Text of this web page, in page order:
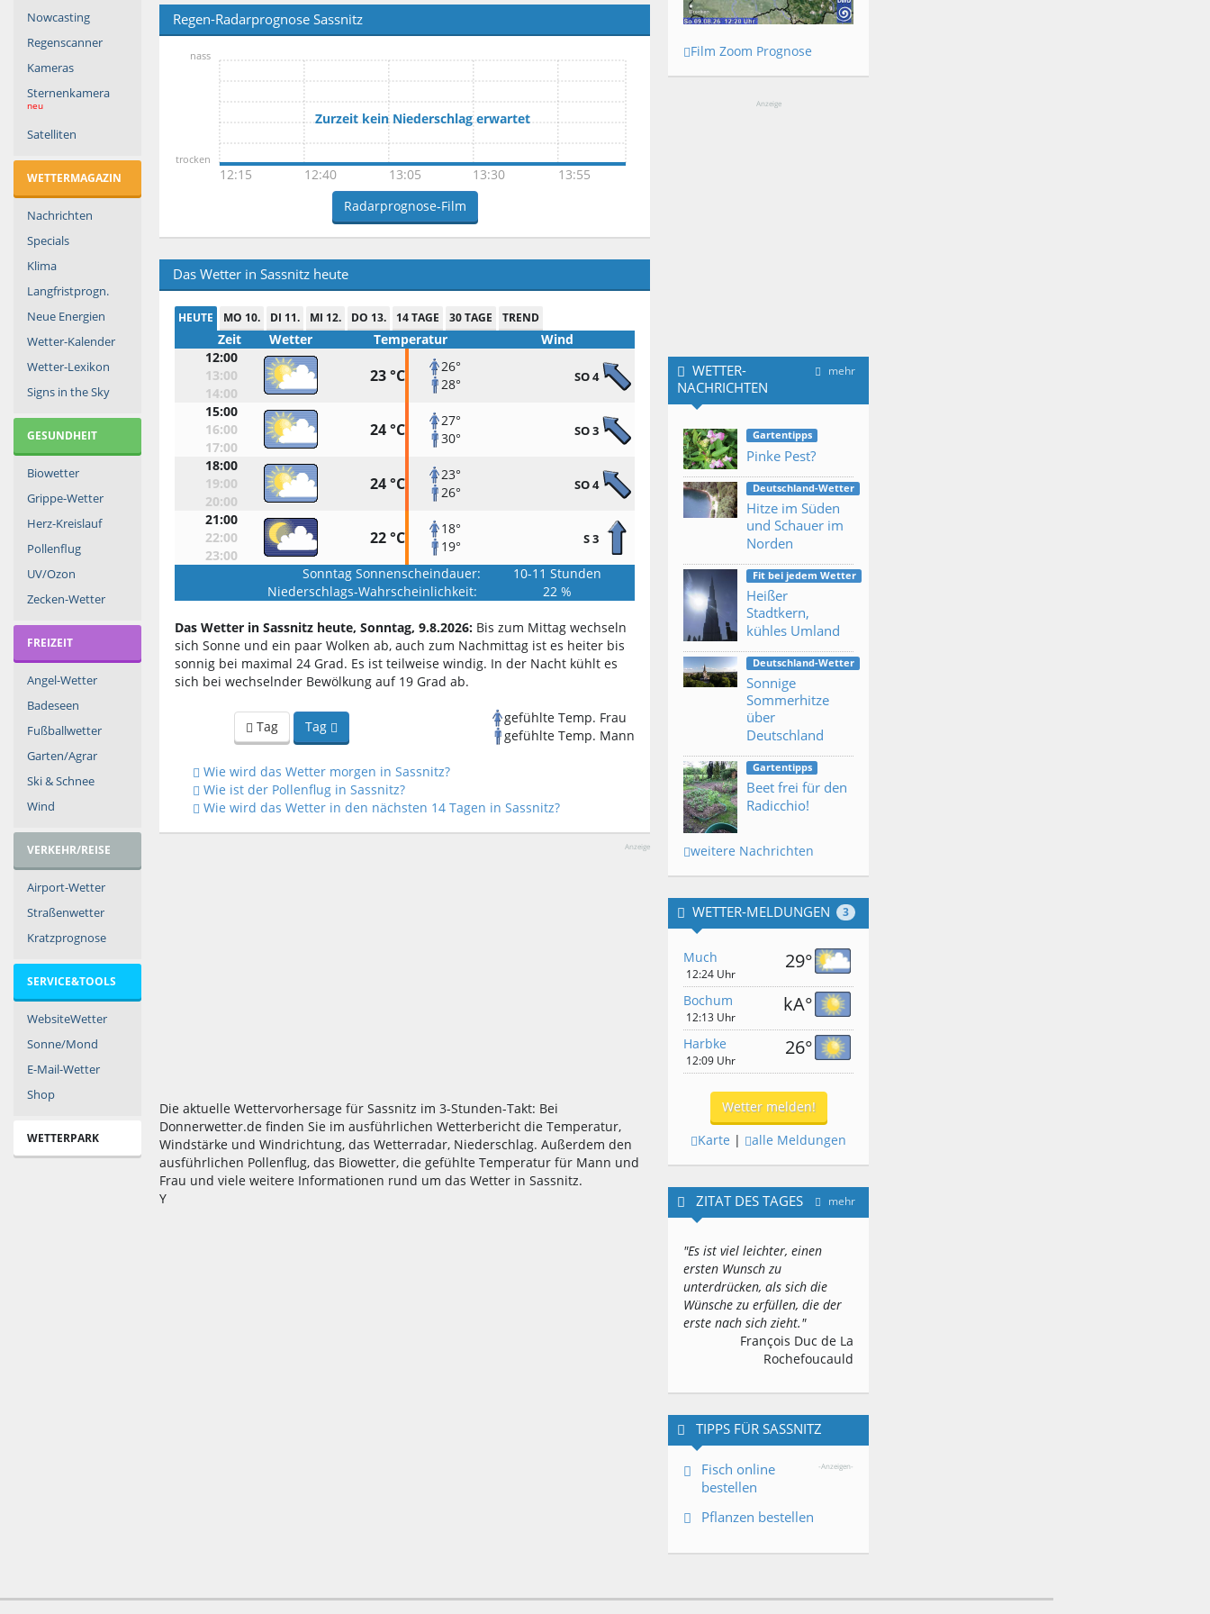
Nowcasting
Regenscanner
Kameras
Sternenkamera
neu
Satelliten
WETTERMAGAZIN
Nachrichten
Specials
Klima
Langfristprogn.
Neue Energien
Wetter-Kalender
Wetter-Lexikon
Signs in the Sky
GESUNDHEIT
Biowetter
Grippe-Wetter
Herz-Kreislauf
Pollenflug
UV/Ozon
Zecken-Wetter
FREIZEIT
Angel-Wetter
Badeseen
Fußballwetter
Garten/Agrar
Ski & Schnee
Wind
VERKEHR/REISE
Airport-Wetter
Straßenwetter
Kratzprognose
SERVICE&TOOLS
WebsiteWetter
Sonne/Mond
E-Mail-Wetter
Shop
WETTERPARK
Regen-Radarprognose Sassnitz
Zurzeit kein Niederschlag erwartet
12:15 12:40 13:05 13:30 13:55
trocken
nass
Radarprognose-Film
Das Wetter in Sassnitz heute
HEUTE MO 10. DI 11. MI 12. DO 13. 14 TAGE 30 TAGE TREND
Zeit Wetter Temperatur
Wind
12:00
13:00
14:00
23 °C
26°
28°
SO 4
15:00
16:00
17:00
24 °C
27°
30°
SO 3
18:00
19:00
20:00
24 °C
23°
26°
SO 4
21:00
22:00
23:00
22 °C
18°
19°
S 3
Sonntag Sonnenscheindauer:
10-11 Stunden
Niederschlags-Wahrscheinlichkeit:
22 %
Das Wetter in Sassnitz heute, Sonntag, 9.8.2026:Bis zum Mittag wechseln
sich Sonne und ein paar Wolken ab, auch zum Nachmittag ist es heiter bis
sonnig bei maximal 24 Grad. Es ist teilweise windig. In der Nacht kühlt es
sich bei wechselnder Bewölkung auf 19 Grad ab.
Tag Tag
gefühlte Temp. Frau
gefühlte Temp. Mann
Wie wird das Wetter morgen in Sassnitz?
Wie ist der Pollenflug in Sassnitz?
Wie wird das Wetter in den nächsten 14 Tagen in Sassnitz?
Anzeige
Die aktuelle Wettervorhersage für Sassnitz im 3-Stunden-Takt: Bei
Donnerwetter.de finden Sie im ausführlichen Wetterbericht die Temperatur,
Windstärke und Windrichtung, das Wetterradar, Niederschlag. Außerdem den
ausführlichen Pollenflug, das Biowetter, die gefühlte Temperatur für Mann und
Frau und viele weitere Informationen rund um das Wetter in Sassnitz.
Y
Film Zoom Prognose
Anzeige
mehr
WETTER-
NACHRICHTEN
Gartentipps
Pinke Pest?
Deutschland-Wetter
Hitze im Süden
und Schauer im
Norden
Fit bei jedem Wetter
Heißer
Stadtkern,
kühles Umland
Deutschland-Wetter
Sonnige
Sommerhitze
über
Deutschland
Gartentipps
Beet frei für den
Radicchio!
weitere Nachrichten
3
WETTER-MELDUNGEN
Much
12:24 Uhr
29°
Bochum
12:13 Uhr
kA°
Harbke
12:09 Uhr
26°
Wetter melden!
Karte | alle Meldungen
mehr
ZITAT DES TAGES
"Es ist viel leichter, einen
ersten Wunsch zu
unterdrücken, als sich die
Wünsche zu erfüllen, die der
erste nach sich zieht."
François Duc de La
Rochefoucauld
TIPPS FÜR SASSNITZ
-Anzeigen-
Fisch online
bestellen
Pflanzen bestellen